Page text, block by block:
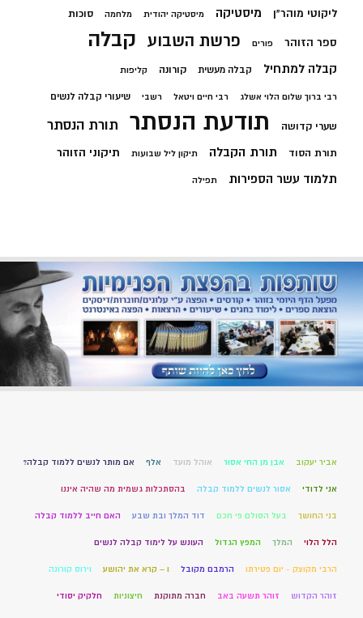
ליקוטי מוהר"ן מיסטיקה מיסטיקה יהודית מלחמה סוכות
ספר הזוהר פורים פרשת השבוע קבלה
קבלה למתחיל קבלה מעשית קורונה קליפות
רבי ברוך שלום הלוי אשלג רבי חיים ויטאל רשבי שיעורי קבלה לנשים
שערי קדושה תודעת הנסתר תורת הנסתר
תורת הסוד תורת הקבלה תיקון ליל שבועות תיקוני הזוהר
תלמוד עשר הספירות תפילה
אביר יעקוב אבן מן החי אסור אוהל מועד אלף אם מותר לנשים ללמוד קבלה?
אני לדודי אסור לנשים ללמוד קבלה בהסתכלות גשמית מה שהיה איננו
בני החושך בעל הסולם פי חכם דוד המלך ובת שבע האם חייב ללמוד קבלה
הלל הלוי המלך המפץ הגדול העונש על לימוד קבלה לנשים
הרבי מקוצק - יום פטירתו הרמבם מקובל ו – קרא את יהושע וירוס קורונה
זוהר הקדוש זוהר תשעה באב חברה מתוקנת חיצוניות חלקיק יסודי